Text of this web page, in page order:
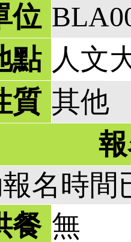
位
點 人文
質 其他
名時間
餐 無